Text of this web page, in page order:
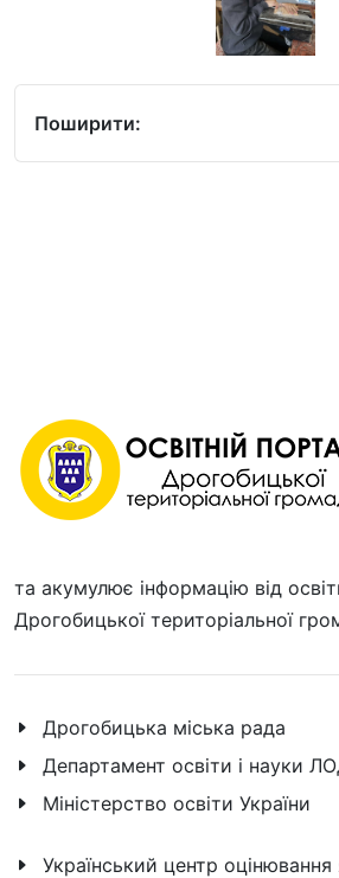
Поширити:
та акумулює інформацію від
Дрогобицької територіальної
Дрогобицька міська рада
Департамент освіти і науки
Міністерство освіти України
Український центр оцінювання